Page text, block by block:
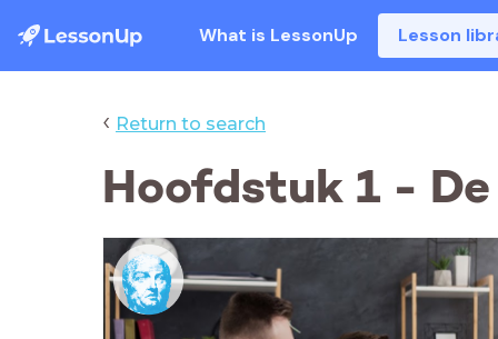
What is LessonUp Lesson
‹ Return to search
Hoofdstuk 1 -